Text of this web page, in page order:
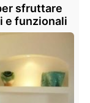
sfruttare
e funzionali